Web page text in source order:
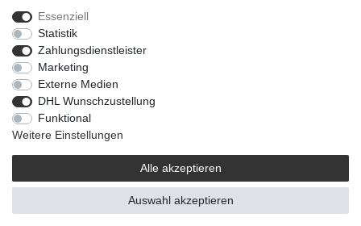
Impressum
Barrierefreiheitserklärung
Vertrag widerrufen
Essenziell
Statistik
Zahlungsdienstleister
Marketing
Externe Medien
DHL Wunschzustellung
Funktional
Weitere Einstellungen
Alle akzeptieren
Auswahl akzeptieren